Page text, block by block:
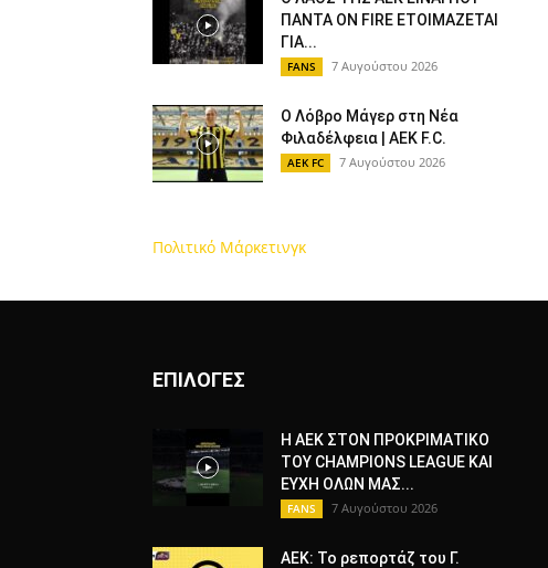
ΠΑΝΤΑ ON FIRE ΕΤΟΙΜΑΖΕΤΑΙ
ΓΙΑ...
FANS 7 Αυγούστου 2026
Ο Λόβρο Μάγερ στη Νέα
Φιλαδέλφεια | AEK F.C.
AEK FC 7 Αυγούστου 2026
Πολιτικό Μάρκετινγκ
ΕΠΙΛΟΓΕΣ
Η ΑΕΚ ΣΤΟΝ ΠΡΟΚΡΙΜΑΤΙΚΟ
ΤΟΥ CHAMPIONS LEAGUE ΚΑΙ
ΕΥΧΗ ΟΛΩΝ ΜΑΣ...
FANS 7 Αυγούστου 2026
ΑΕΚ: Το ρεπορτάζ του Γ.